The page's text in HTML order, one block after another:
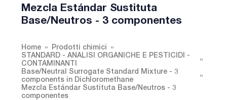
Mezcla Estándar Sustituta
Base/Neutros - 3 componentes
Home
Prodotti chimici
STANDARD - ANALISI ORGANICHE E PESTICIDI -
CONTAMINANTI
Base/Neutral Surrogate Standard Mixture - 3
components in Dichloromethane
Mezcla Estándar Sustituta Base/Neutros - 3
componentes